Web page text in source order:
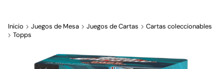
Inicio Juegos de Mesa Juegos de Cartas
Cartas coleccionables
Topps